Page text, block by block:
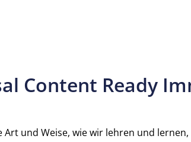
Content Ready
Art und Weise, wie wir lehren und